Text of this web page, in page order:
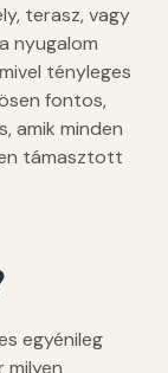
terasz, vagy
nyugalom
tényleges
fontos,
amik minden
támasztott
egyénileg
milyen